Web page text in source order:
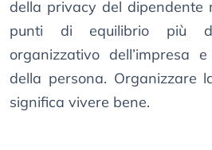
della privacy del dipendente
punti di equilibrio più
organizzativo dell’impresa
della persona. Organizzare
significa vivere bene.